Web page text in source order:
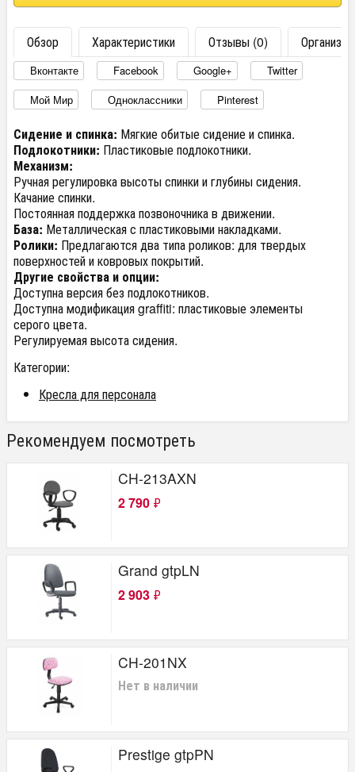
Обзор Характеристики Отзывы (0)
Вконтакте Facebook Google+
Twitter
Мой Мир
Одноклассники Pinterest
Сидение и спинка: Мягкие обитые сидение и спинка.
Подлокотники: Пластиковые подлокотники.
Механизм:
Ручная регулировка высоты спинки и глубины сидения.
Качание спинки.
Постоянная поддержка позвоночника в движении.
База: Металлическая с пластиковыми накладками.
Ролики: Предлагаются два типа роликов: для твердых
поверхностей и ковровых покрытий.
Другие свойства и опции:
Доступна версия без подлокотников.
Доступна модификация graffiti: пластиковые элементы
серого цвета.
Регулируемая высота сидения.
Категории:
Кресла для персонала
Рекомендуем посмотреть
CH-213AXN
2 790 ₽
Grand gtpLN
2 903 ₽
CH-201NX
Нет в наличии
Prestige gtpPN